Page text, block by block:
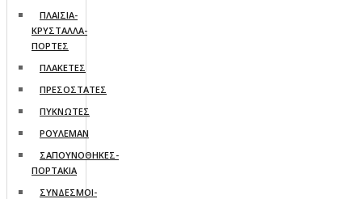
ΠΛΑΙΣΙΑ-
ΚΡΥΣΤΑΛΛΑ-
ΠΟΡΤΕΣ
ΠΛΑΚΕΤΕΣ
ΠΡΕΣΟΣΤΑΤΕΣ
ΠΥΚΝΩΤΕΣ
ΡΟΥΛΕΜΑΝ
ΣΑΠΟΥΝΟΘΗΚΕΣ-
ΠΟΡΤΑΚΙΑ
ΣΥΝΔΕΣΜΟΙ-